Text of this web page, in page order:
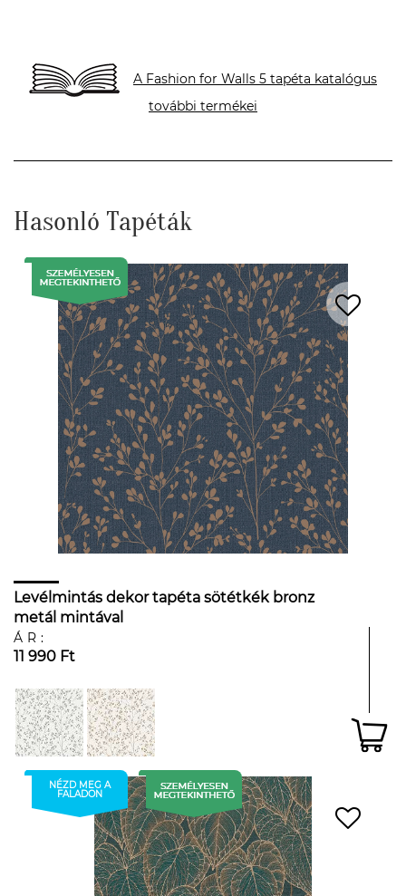
A Fashion for Walls 5 tapéta katalógus
további termékei
Hasonló Tapéták
Levélmintás dekor tapéta sötétkék bronz
metál mintával
ÁR:
11 990 Ft
NÉZD MEG A
FALADON